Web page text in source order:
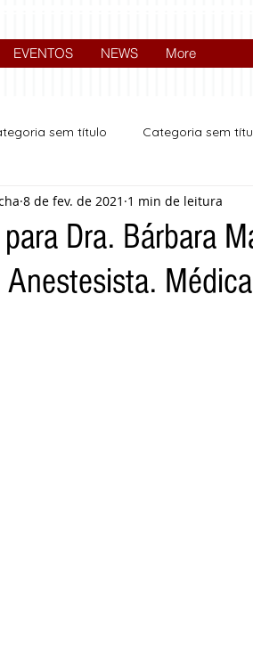
EVENTOS NEWS More
sem título Categoria sem
Expocrato 2024 Política
Dra. Bárbara
8 de fev. de 2021 1 min de leitura